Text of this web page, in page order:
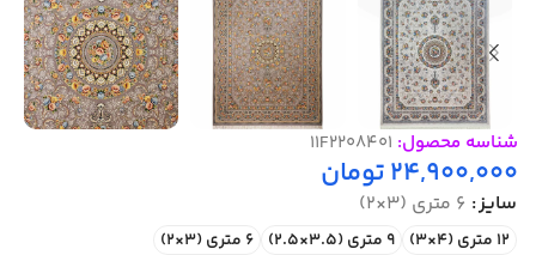
شناسه محصول: 11F2208401
24,900,000تومان
سایز 6 متری (3×2)
12 متری (4×3) 9 متری (3.5×2.5) 6 متری (3×2)